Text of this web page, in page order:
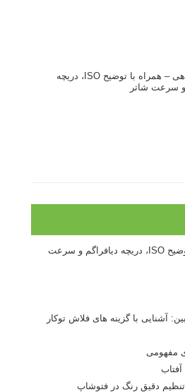
درک نوردهی – همراه با توضیح ISO، دریچه
و سرعت شاتر
درک نوردهی – همراه با توضیح ISO، دریچه دیافراگم و سرعت
آشنایی با گزینه های فلاش توکار
مفهومی